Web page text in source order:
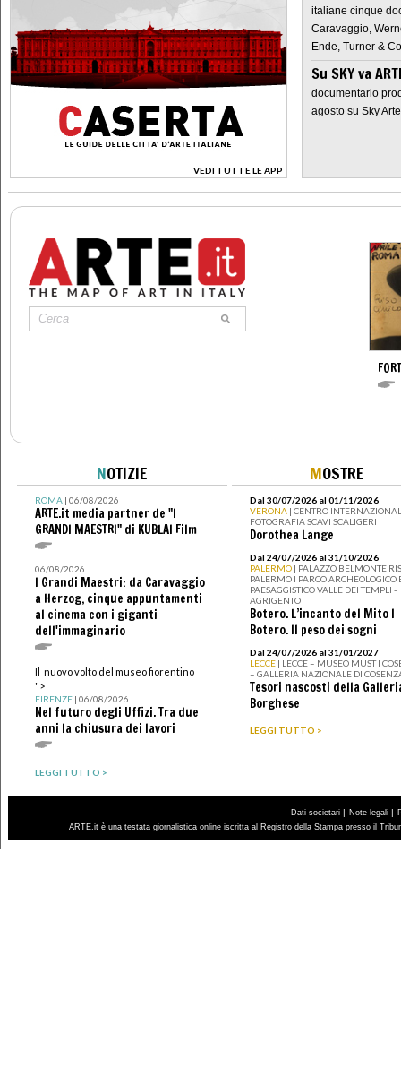
VEDI TUTTE LE APP
>
italiane cinque
Caravaggio,
Ende, Turner &
Su SKY va
documentario
agosto su Sky Arte
NOTIZIE
ROMA| 06/08/2026
ARTE.it media partner de "I
GRANDI MAESTRI" di KUBLAI Film
06/08/2026
I Grandi Maestri: da Caravaggio
a Herzog, cinque appuntamenti
al cinema con i giganti
dell'immaginario
Il nuovo volto del museo fiorentino
">
FIRENZE| 06/08/2026
Nel futuro degli Uffizi. Tra due
anni la chiusura dei lavori
LEGGI TUTTO >
MOSTRE
Dal 30/07/2026 al 01/11/2026
VERONA | CENTRO
FOTOGRAFIA SCAVI SCALIGERI
Dorothea Lange
Dal 24/07/2026 al 31/10/2026
PALERMO | PALAZZO BELMONTE
PALERMO I PARCO ARCHEOLOGICO
PAESAGGISTICO VALLE DEI TEMPLI -
AGRIGENTO
Botero. L’incanto del Mito I
Botero. Il peso dei sogni
Dal 24/07/2026 al 31/01/2027
LECCE | LECCE – MUSEO MUST I
– GALLERIA NAZIONALE DI
Tesori nascosti della
Borghese
LEGGI TUTTO >
Dati societari | Note legali |
ARTE.it è una testata giornalistica online iscritta al Registro della Stampa presso il